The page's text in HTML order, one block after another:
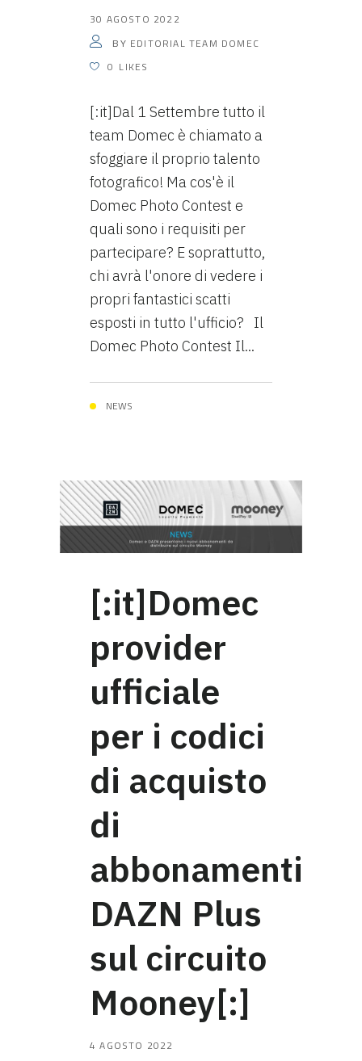
30 AGOSTO 2022
BY EDITORIAL TEAM DOMEC
0 LIKES
[:it]Dal 1 Settembre tutto il
team Domec è chiamato a
sfoggiare il proprio talento
fotografico! Ma cos'è il
Domec Photo Contest e
quali sono i requisiti per
partecipare? E soprattutto,
chi avrà l'onore di vedere i
propri fantastici scatti
esposti in tutto l'ufficio? Il
Domec Photo Contest Il...
NEWS
[:it]Domec
provider
ufficiale
per i codici
di acquisto
di
abbonamenti
DAZN Plus
sul circuito
Mooney[:]
4 AGOSTO 2022